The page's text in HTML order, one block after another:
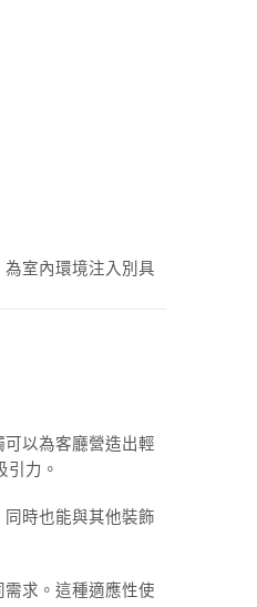
室內環境注入別具
以為客廳營造出輕
力。
時也能與其他裝飾
求。這種適應性使